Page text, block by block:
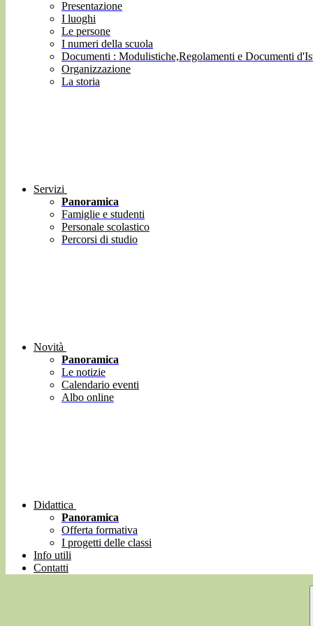
Presentazione
I luoghi
Le persone
I numeri della scuola
Documenti : Modulistiche,Regolamenti e Documenti
Organizzazione
La storia
Servizi
Panoramica
Famiglie e studenti
Personale scolastico
Percorsi di studio
Novità
Panoramica
Le notizie
Calendario eventi
Albo online
Didattica
Panoramica
Offerta formativa
I progetti delle classi
Info utili
Contatti